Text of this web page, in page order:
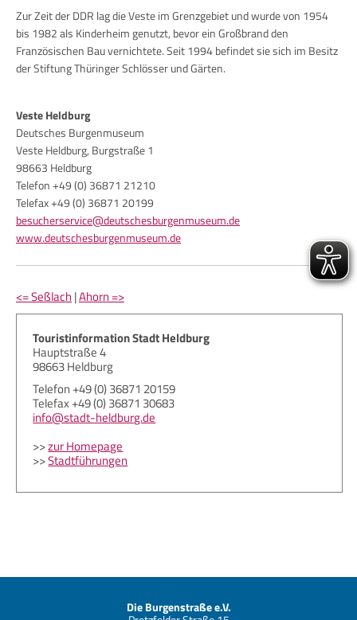
Zur Zeit der DDR lag die Veste im Grenzgebiet und wurde von 1954
bis 1982 als Kinderheim genutzt, bevor ein Großbrand den
Französischen Bau vernichtete. Seit 1994 befindet sie sich im Besitz
der Stiftung Thüringer Schlösser und Gärten.
Veste Heldburg
Deutsches Burgenmuseum
Veste Heldburg, Burgstraße 1
98663 Heldburg
Telefon +49 (0) 36871 21210
Telefax +49 (0) 36871 20199
besucherservice@deutschesburgenmuseum.de
www.deutschesburgenmuseum.de
<= Seßlach |Ahorn =>
Touristinformation Stadt Heldburg
Hauptstraße 4
98663 Heldburg
Telefon +49 (0) 36871 20159
Telefax +49 (0) 36871 30683
info@stadt-heldburg.de
>>zur Homepage
>>Stadtführungen
Die Burgenstraße e.V.